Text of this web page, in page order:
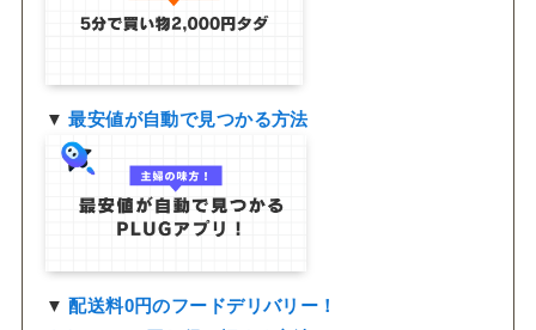
▼最安値が自動で見つかる方法
▼配送料0円のフードデリバリー！